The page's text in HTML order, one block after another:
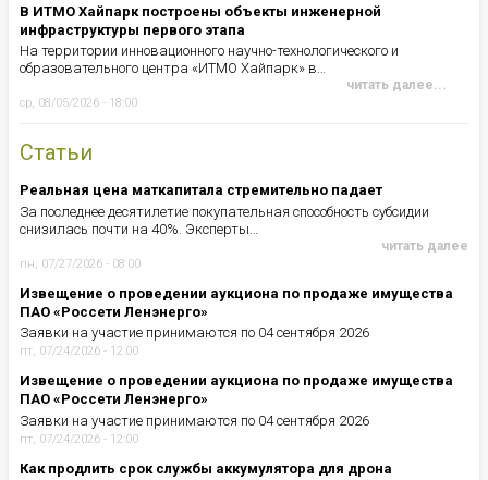
В ИТМО Хайпарк построены объекты инженерной
инфраструктуры первого этапа
На территории инновационного научно-технологического и
образовательного центра «ИТМО Хайпарк» в…
читать далее...
ср, 08/05/2026 - 18:00
Статьи
Реальная цена маткапитала стремительно падает
За последнее десятилетие покупательная способность субсидии
снизилась почти на 40%. Эксперты…
читать далее
пн, 07/27/2026 - 08:00
Извещение о проведении аукциона по продаже имущества
ПАО «Россети Ленэнерго»
Заявки на участие принимаются по 04 сентября 2026
пт, 07/24/2026 - 12:00
Извещение о проведении аукциона по продаже имущества
ПАО «Россети Ленэнерго»
Заявки на участие принимаются по 04 сентября 2026
пт, 07/24/2026 - 12:00
Как продлить срок службы аккумулятора для дрона